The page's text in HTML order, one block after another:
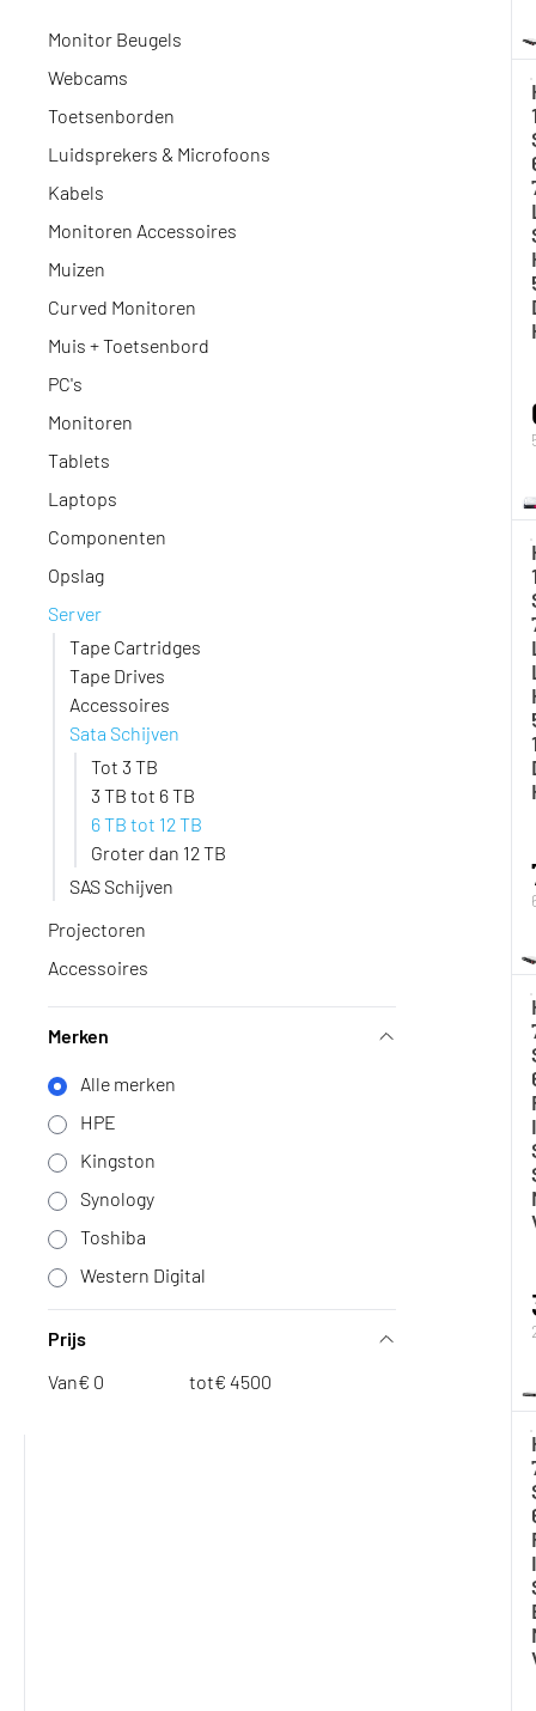
Monitor Beugels
Webcams
Toetsenborden
Luidsprekers & Microfoons
Kabels
Monitoren Accessoires
Muizen
Curved Monitoren
Muis + Toetsenbord
PC's
Monitoren
Tablets
Laptops
Componenten
Opslag
Server
Tape Cartridges
Tape Drives
Accessoires
Sata Schijven
Tot 3 TB
3 TB tot 6 TB
6 TB tot 12 TB
Groter dan 12 TB
SAS Schijven
Projectoren
Accessoires
Merken
Alle merken
HPE
Kingston
Synology
Toshiba
Western Digital
Prijs
Van€ tot€